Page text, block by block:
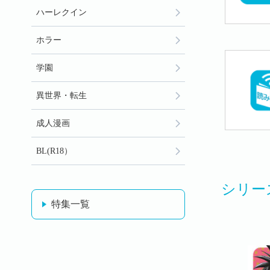
シリー
ハーレクイン
ホラー
学園
異世界・転生
成人漫画
BL(R18）
特集一覧